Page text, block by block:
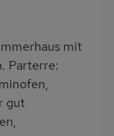
mit
Parterre:
gut